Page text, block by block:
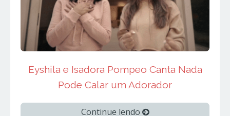
Eyshila e Isadora Pompeo Canta Nada
Pode Calar um Adorador
Continue lendo